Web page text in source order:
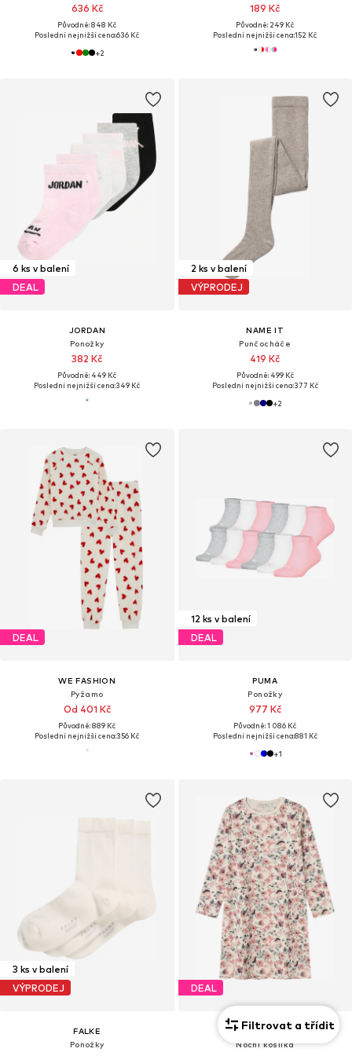
636 Kč
Původně: 848 Kč
Poslední nejnižší cena:636 Kč
+2
189 Kč
Původně: 249 Kč
Poslední nejnižší cena:152 Kč
6 ks v balení
DEAL
JORDAN
Ponožky
382 Kč
Původně: 449 Kč
Poslední nejnižší cena:349 Kč
2 ks v balení
VÝPRODEJ
NAME IT
Punčocháče
419 Kč
Původně: 499 Kč
Poslední nejnižší cena:377 Kč
+2
DEAL
WE FASHION
Pyžamo
Od 401 Kč
Původně: 889 Kč
Poslední nejnižší cena:356 Kč
12 ks v balení
DEAL
PUMA
Ponožky
977 Kč
Původně: 1 086 Kč
Poslední nejnižší cena:881 Kč
+1
3 ks v balení
VÝPRODEJ
FALKE
Ponožky
DEAL
NAME IT
Noční košilka
Filtrovat a třídit